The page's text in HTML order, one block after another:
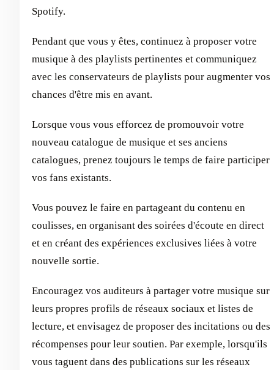
Spotify.
Pendant que vous y êtes, continuez à proposer votre
musique à des playlists pertinentes et communiquez
avec les conservateurs de playlists pour augmenter vos
chances d'être mis en avant.
Lorsque vous vous efforcez de promouvoir votre
nouveau catalogue de musique et ses anciens
catalogues, prenez toujours le temps de faire participer
vos fans existants.
Vous pouvez le faire en partageant du contenu en
coulisses, en organisant des soirées d'écoute en direct
et en créant des expériences exclusives liées à votre
nouvelle sortie.
Encouragez vos auditeurs à partager votre musique sur
leurs propres profils de réseaux sociaux et listes de
lecture, et envisagez de proposer des incitations ou des
récompenses pour leur soutien. Par exemple, lorsqu'ils
vous taguent dans des publications sur les réseaux